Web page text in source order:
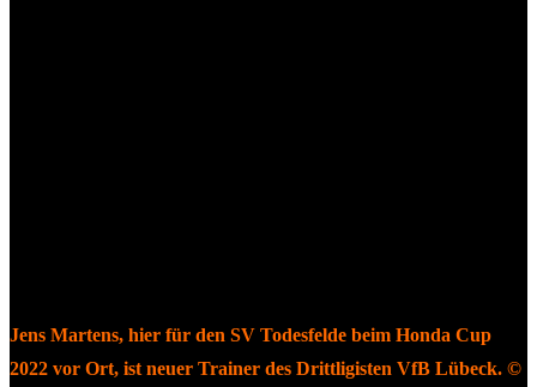
Jens Martens, hier für den SV Todesfelde beim Honda Cup
2022 vor Ort, ist neuer Trainer des Drittligisten VfB Lübeck. ©